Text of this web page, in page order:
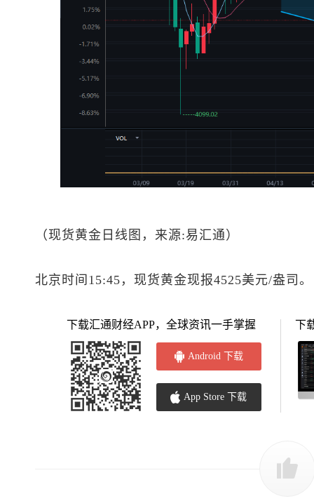
（现货黄金 日线图，来源:易汇通）
北京时间15:45， 现货黄金现报4525美元/盎司。
下载汇通财经APP，全球资讯一手掌握
Android 下载
App Store 下载
下